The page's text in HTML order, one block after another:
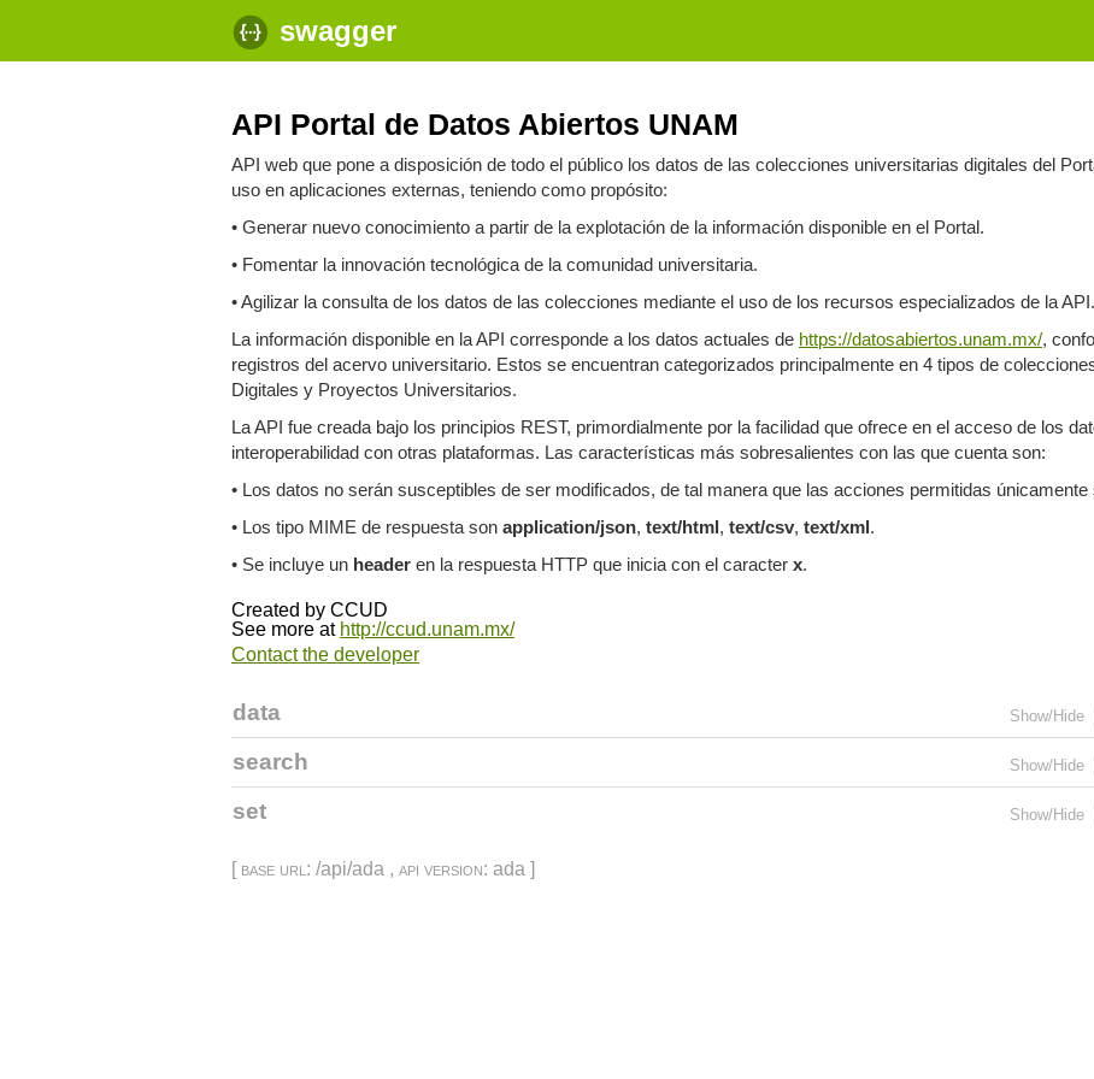
swagger
API Portal de Datos Abiertos UNAM
API web que pone a disposición de todo el público los datos de las colecciones universitarias digitales del
uso en aplicaciones externas, teniendo como propósito:
• Generar nuevo conocimiento a partir de la explotación de la información disponible en el Portal.
• Fomentar la innovación tecnológica de la comunidad universitaria.
• Agilizar la consulta de los datos de las colecciones mediante el uso de los recursos especializados de la API.
La información disponible en la API corresponde a los datos actuales de https://datosabiertos.unam.mx/,
registros del acervo universitario. Estos se encuentran categorizados principalmente en 4 tipos de
Digitales y Proyectos Universitarios.
La API fue creada bajo los principios REST, primordialmente por la facilidad que ofrece en el acceso de los
interoperabilidad con otras plataformas. Las características más sobresalientes con las que cuenta son:
• Los datos no serán susceptibles de ser modificados, de tal manera que las acciones permitidas únicamente
• Los tipo MIME de respuesta son application/json, text/html, text/csv, text/xml.
• Se incluye un header en la respuesta HTTP que inicia con el caracter x.
Created by CCUD
See more at http://ccud.unam.mx/
Contact the developer
data Show/Hide
search Show/Hide
set Show/Hide
[ base url : /api/ada , api version: ada ]